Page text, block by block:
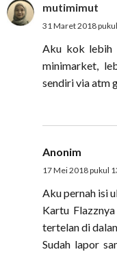
mutimimut
31 Maret 2018
Aku kok lebih
minimarket,
sendiri via atm
Anonim
17 Mei 2018 pukul
Aku pernah isi
Kartu
tertelan di
Sudah lapor